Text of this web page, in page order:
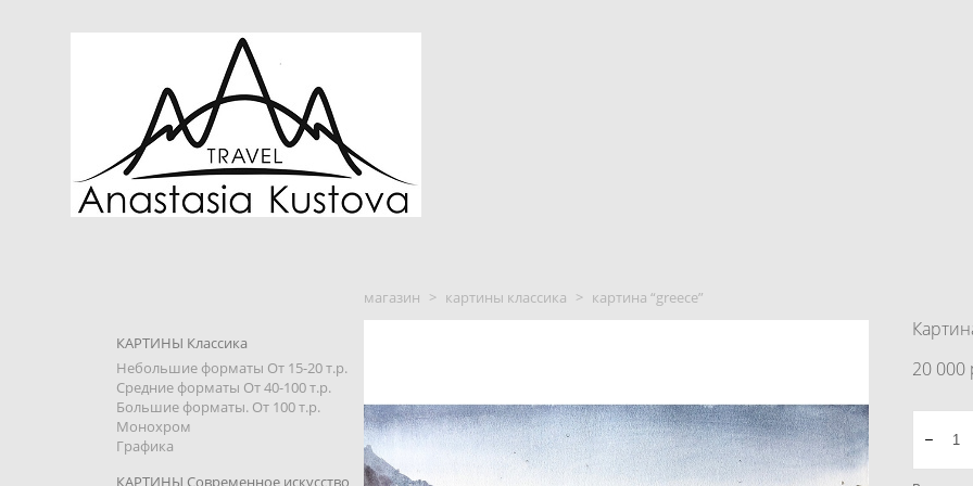
КАРТИНЫ Классика
Небольшие форматы От 15-20 т.р.
Средние форматы От 40-100 т.р.
Большие форматы. От 100 т.р.
Монохром
Графика
КАРТИНЫ Современное искусство
магазин > картины классика > картина “greece”
20 000